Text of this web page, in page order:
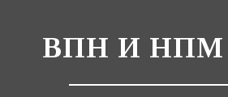
ВПН И НПМ